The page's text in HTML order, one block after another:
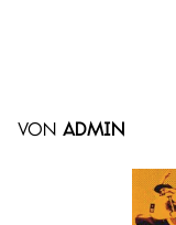
von admin